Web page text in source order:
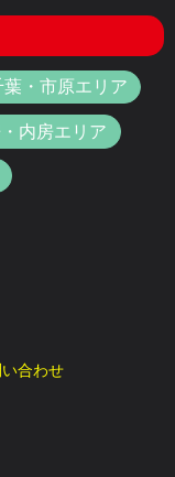
葉・市原エリア
内房エリア
合わせ